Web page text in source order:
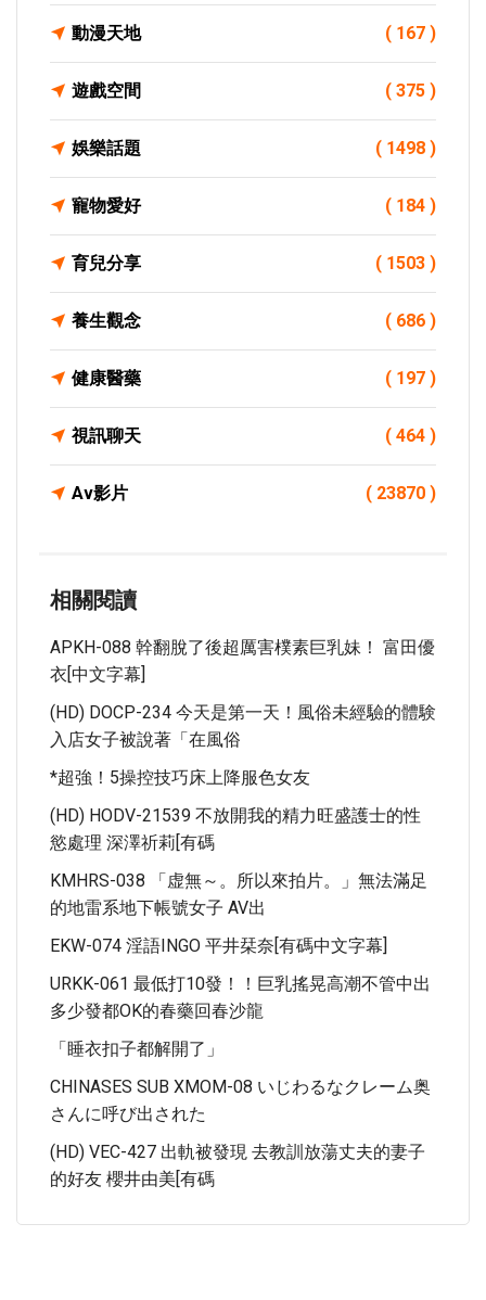
動漫天地 ( 167 )
遊戲空間 ( 375 )
娛樂話題 ( 1498 )
寵物愛好 ( 184 )
育兒分享 ( 1503 )
養生觀念 ( 686 )
健康醫藥 ( 197 )
視訊聊天 ( 464 )
Av影片 ( 23870 )
相關閱讀
APKH-088 幹翻脫了後超厲害樸素巨乳妹！ 富田優
衣[中文字幕]
(HD) DOCP-234 今天是第一天！風俗未經驗的體験
入店女子被說著「在風俗
*超強！5操控技巧床上降服色女友
(HD) HODV-21539 不放開我的精力旺盛護士的性
慾處理 深澤祈莉[有碼
KMHRS-038 「虚無～。所以來拍片。」無法滿足
的地雷系地下帳號女子 AV出
EKW-074 淫語INGO 平井栞奈[有碼中文字幕]
URKK-061 最低打10發！！巨乳搖晃高潮不管中出
多少發都OK的春藥回春沙龍
「睡衣扣子都解開了」
CHINASES SUB XMOM-08 いじわるなクレーム奥
さんに呼び出された
(HD) VEC-427 出軌被發現 去教訓放蕩丈夫的妻子
的好友 櫻井由美[有碼